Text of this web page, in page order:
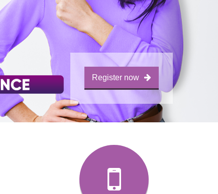
Register now